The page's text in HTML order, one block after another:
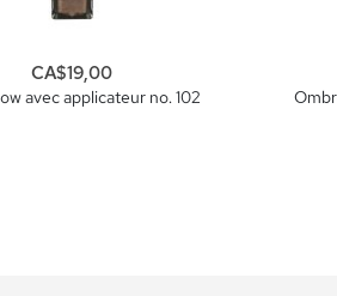
avec applicateur no. 102
CA$19,00